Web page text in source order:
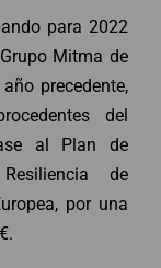
para 2022
Mitma de
precedente,
del
al Plan de
de
por una